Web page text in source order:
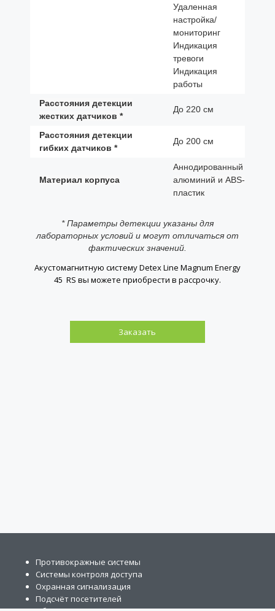
Удаленная
настройка/
мониторинг
Индикация
тревоги
Индикация
работы
Расстояния детекции
жестких датчиков *
До 220 см
Расстояния детекции
гибких датчиков *
До 200 см
Материал корпуса
Аннодированный
алюминий и ABS-
пластик
* Параметры детекции указаны для
лабораторных условий и могут отличаться от
фактических значений.
Акустомагнитную систему Detex Line Magnum Energy
45 RS вы можете приобрести в рассрочку.
Заказать
Противокражные системы
Системы контроля доступа
Охранная сигнализация
Подсчёт посетителей